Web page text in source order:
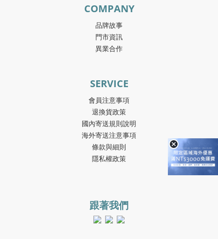
COMPANY
品牌故事
門市資訊
異業合作
SERVICE
會員注意事項
退換貨政策
國內寄送規則說明
海外寄送注意事項
條款與細則
隱私權政策
跟著我們